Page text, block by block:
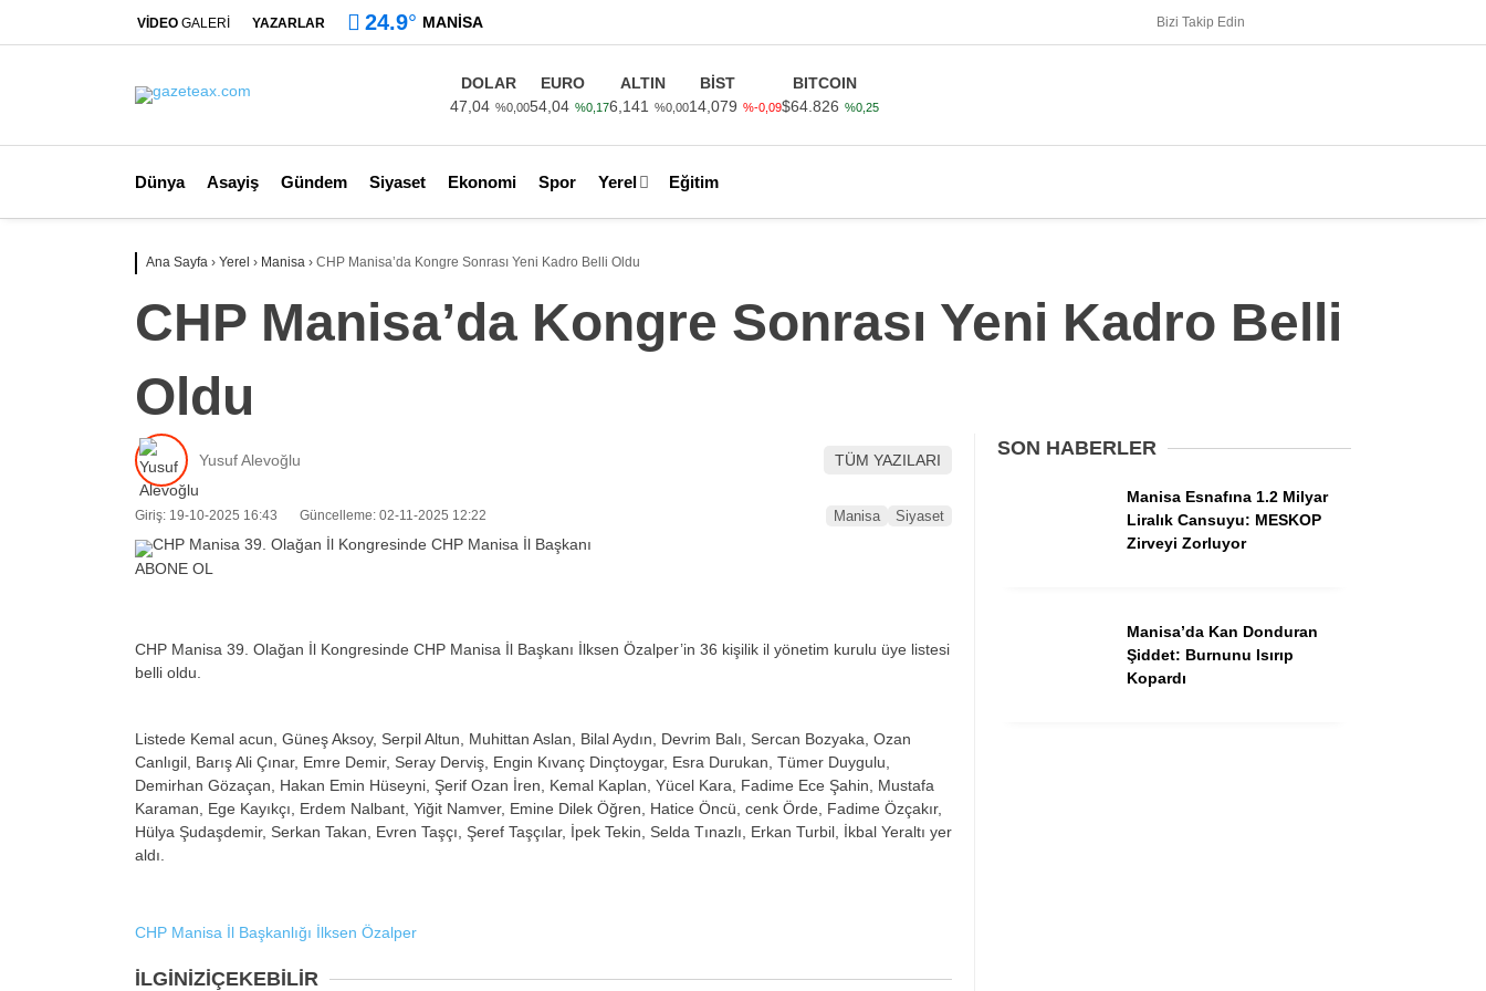
Dünya
Asayiş
Siyaset
VİDEO GALERİ YAZARLAR 24.9° MANISA Bizi Takip Edin
DOLAR
47,04 %0,00
EURO
54,04 %0,17
ALTIN
6,141
%0,00
BİST
14,079 %-0,09
BITCOIN
$64.826 %0,25
Dünya Asayiş Gündem Siyaset Ekonomi Spor Yerel Eğitim
Ana Sayfa › Yerel › Manisa › CHP Manisa’da Kongre Sonrası Yeni Kadro Belli Oldu
CHP Manisa’da Kongre Sonrası Yeni Kadro Belli
Oldu
Yusuf Alevoğlu TÜM YAZILARI
Giriş: 19-10-2025 16:43 Güncelleme: 02-11-2025 12:22 Manisa Siyaset
ABONE OL
CHP Manisa 39. Olağan İl Kongresinde CHP Manisa İl Başkanı İlksen Özalper’in 36 kişilik il yönetim kurulu üye listesi
belli oldu.
Listede Kemal acun, Güneş Aksoy, Serpil Altun, Muhittan Aslan, Bilal Aydın, Devrim Balı, Sercan Bozyaka, Ozan
Canlıgil, Barış Ali Çınar, Emre Demir, Seray Derviş, Engin Kıvanç Dinçtoygar, Esra Durukan, Tümer Duygulu,
Demirhan Gözaçan, Hakan Emin Hüseyni, Şerif Ozan İren, Kemal Kaplan, Yücel Kara, Fadime Ece Şahin, Mustafa
Karaman, Ege Kayıkçı, Erdem Nalbant, Yiğit Namver, Emine Dilek Öğren, Hatice Öncü, cenk Örde, Fadime Özçakır,
Hülya Şudaşdemir, Serkan Takan, Evren Taşçı, Şeref Taşçılar, İpek Tekin, Selda Tınazlı, Erkan Turbil, İkbal Yeraltı yer
aldı.
CHP Manisa İl Başkanlığı İlksen Özalper
İLGİNİZİÇEKEBİLİR
SON HABERLER
Manisa Esnafına 1.2 Milyar
Liralık Cansuyu: MESKOP
Zirveyi Zorluyor
Manisa’da Kan Donduran
Şiddet: Burnunu Isırıp
Kopardı